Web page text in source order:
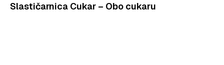
Slastičarnica Cukar – Obo cukaru